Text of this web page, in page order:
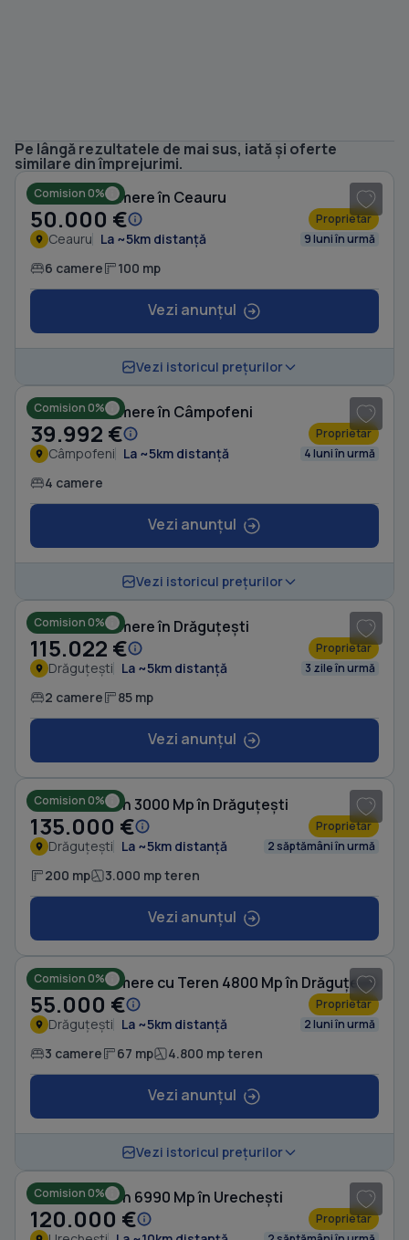
Pe lângă rezultatele de mai sus, iată și oferte
similare din împrejurimi.
Comision 0%
Casă cu 6 camere în Ceauru
50.000 € Proprietar
Ceauru La ~5km distanță 9 luni în urmă
6 camere 100 mp
Vezi anunțul
Vezi istoricul prețurilor
Comision 0%
Casă cu 4 camere în Câmpofeni
39.992 € Proprietar
Câmpofeni La ~5km distanță 4 luni în urmă
4 camere
Vezi anunțul
Vezi istoricul prețurilor
Comision 0%
Casă cu 2 camere în Drăguțești
115.022 € Proprietar
Drăguțești La ~5km distanță 3 zile în urmă
2 camere 85 mp
Vezi anunțul
Comision 0%
Casă cu Teren 3000 Mp în Drăguțești
135.000 € Proprietar
Drăguțești La ~5km distanță 2 săptămâni în urmă
200 mp 3.000 mp teren
Vezi anunțul
Comision 0%
Casă cu 3 camere cu Teren 4800 Mp în Drăguțești
55.000 € Proprietar
Drăguțești La ~5km distanță 2 luni în urmă
3 camere 67 mp 4.800 mp teren
Vezi anunțul
Vezi istoricul prețurilor
Comision 0%
Casă cu Teren 6990 Mp în Urechești
120.000 € Proprietar